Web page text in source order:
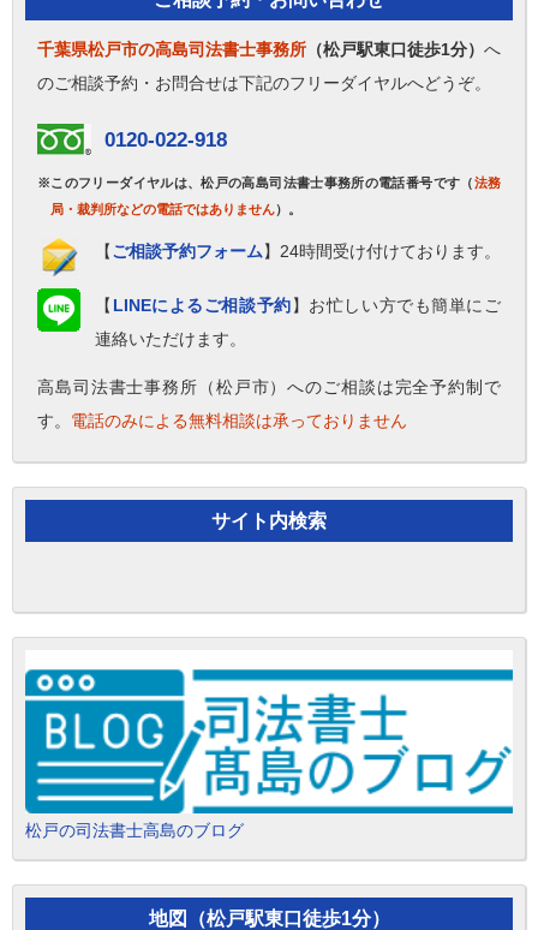
千葉県松戸市の高島司法書士事務所 （松戸駅東口徒歩1分） へ
のご相談予約・お問合せは下記のフリーダイヤルへどうぞ。
0120-022-918
※このフリーダイヤルは、松戸の高島司法書士事務所の電話番号です（法務
局・裁判所などの電話ではありません）。
【ご相談予約フォーム】24時間受け付けております。
【 LINEによるご相談予約】お忙しい方でも簡単にご
連絡いただけます。
高島司法書士事務所（松戸市）へのご相談は完全予約制で
す。 電話のみによる無料相談は承っておりません
サイト内検索
松戸の司法書士高島のブログ
地図（松戸駅東口徒歩1分）